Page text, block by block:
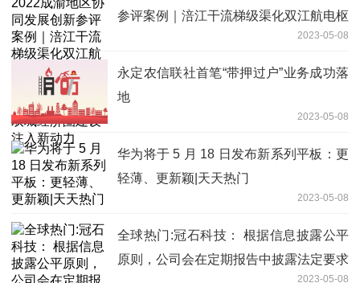
参评案例｜涪江干流梯级渠化双江航电枢
纽工程：畅通涪江“黄金水道” 为成渝地区
双城经济圈建设注入新动力
2023-05-08
永定农信联社首笔“带押过户”业务成功落
地
2023-05-08
华为将于 5 月 18 日发布新系列平板：更
轻薄、更新颖|天天热门
2023-05-08
全球热门:冠石科技： 根据信息披露公平
原则，公司会在定期报告中披露法定要求
2023-05-08